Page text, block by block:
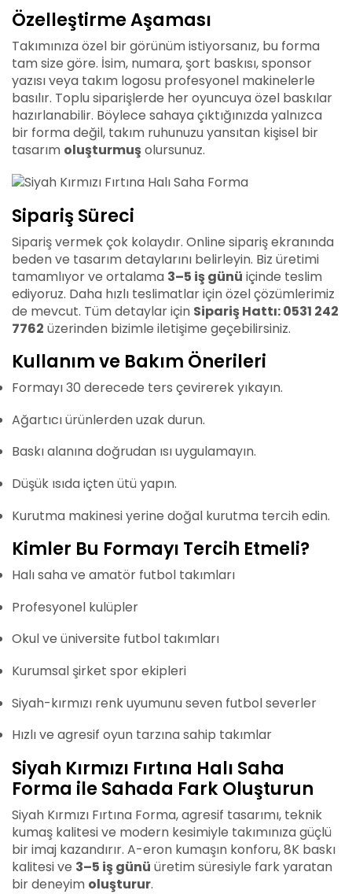
Özelleştirme Aşaması
Takımınıza özel bir görünüm istiyorsanız, bu forma
tam size göre. İsim, numara, şort baskısı, sponsor
yazısı veya takım logosu profesyonel makinelerle
basılır. Toplu siparişlerde her oyuncuya özel baskılar
hazırlanabilir. Böylece sahaya çıktığınızda yalnızca
bir forma değil, takım ruhunuzu yansıtan kişisel bir
tasarım oluşturmuşolursunuz.
Sipariş Süreci
Sipariş vermek çok kolaydır. Online sipariş ekranında
beden ve tasarım detaylarını belirleyin. Biz üretimi
tamamlıyor ve ortalama 3–5 iş günü içinde teslim
ediyoruz. Daha hızlı teslimatlar için özel çözümlerimiz
de mevcut. Tüm detaylar için Sipariş Hattı: 0531 242
7762 üzerinden bizimle iletişime geçebilirsiniz.
Kullanım ve Bakım Önerileri
Formayı 30 derecede ters çevirerek yıkayın.
Ağartıcı ürünlerden uzak durun.
Baskı alanına doğrudan ısı uygulamayın.
Düşük ısıda içten ütü yapın.
Kurutma makinesi yerine doğal kurutma tercih edin.
Kimler Bu Formayı Tercih Etmeli?
Halı saha ve amatör futbol takımları
Profesyonel kulüpler
Okul ve üniversite futbol takımları
Kurumsal şirket spor ekipleri
Siyah-kırmızı renk uyumunu seven futbol severler
Hızlı ve agresif oyun tarzına sahip takımlar
Siyah Kırmızı Fırtına Halı Saha
Forma ile Sahada Fark Oluşturun
Siyah Kırmızı Fırtına Forma, agresif tasarımı, teknik
kumaş kalitesi ve modern kesimiyle takımınıza güçlü
bir imaj kazandırır. A-eron kumaşın konforu, 8K baskı
kalitesi ve 3–5 iş günü üretim süresiyle fark yaratan
bir deneyim oluşturur.